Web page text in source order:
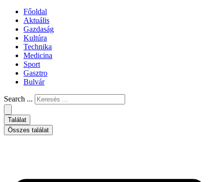
Főoldal
Aktuális
Gazdaság
Kultúra
Technika
Medicina
Sport
Gasztro
Bulvár
Search ...
Találat
Összes találat